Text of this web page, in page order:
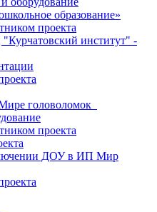
образование»
проекта
институт" -
головоломок
проекта
ДОУ в ИП Мир